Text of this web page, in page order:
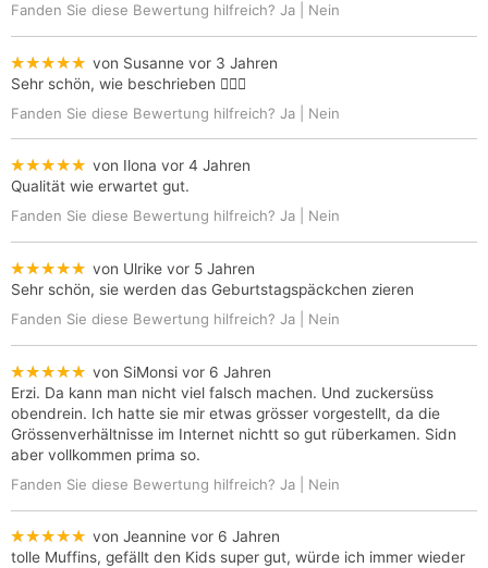
Fanden Sie diese Bewertung hilfreich? Ja Nein
★★★★★ von Susanne vor 3 Jahren
Sehr schön, wie beschrieben 👍🏼🙂
Fanden Sie diese Bewertung hilfreich? Ja Nein
★★★★★ von Ilona vor 4 Jahren
Qualität wie erwartet gut.
Fanden Sie diese Bewertung hilfreich? Ja Nein
★★★★★ von Ulrike vor 5 Jahren
Sehr schön, sie werden das Geburtstagspäckchen zieren
Fanden Sie diese Bewertung hilfreich? Ja Nein
★★★★★ von SiMonsi vor 6 Jahren
Erzi. Da kann man nicht viel falsch machen. Und zuckersüss
obendrein. Ich hatte sie mir etwas grösser vorgestellt, da die
Grössenverhältnisse im Internet nichtt so gut rüberkamen. Sidn
aber vollkommen prima so.
Fanden Sie diese Bewertung hilfreich? Ja Nein
★★★★★ von Jeannine vor 6 Jahren
tolle Muffins, gefällt den Kids super gut, würde ich immer wieder